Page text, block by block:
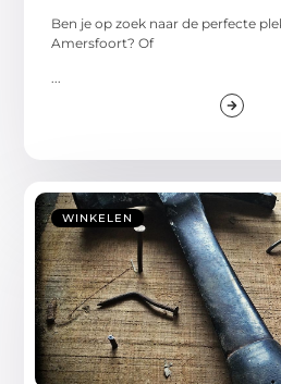
Ben je op zoek naar de perfecte
Amersfoort? Of
...
WINKELEN